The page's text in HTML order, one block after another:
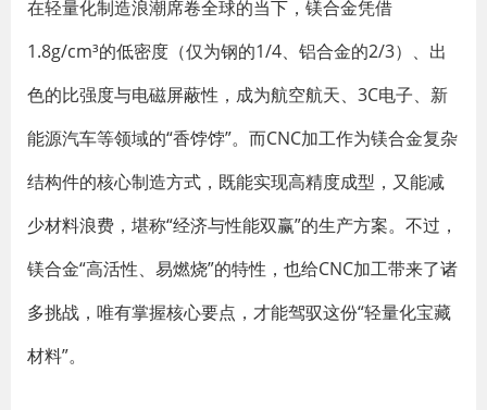
在轻量化制造浪潮席卷全球的当下，镁合金凭借
1.8g/cm³的低密度（仅为钢的1/4、铝合金的2/3）、出
色的比强度与电磁屏蔽性，成为航空航天、3C电子、新
能源汽车等领域的“香饽饽”。而CNC加工作为镁合金复杂
结构件的核心制造方式，既能实现高精度成型，又能减
少材料浪费，堪称“经济与性能双赢”的生产方案。不过，
镁合金“高活性、易燃烧”的特性，也给CNC加工带来了诸
多挑战，唯有掌握核心要点，才能驾驭这份“轻量化宝藏
材料”。